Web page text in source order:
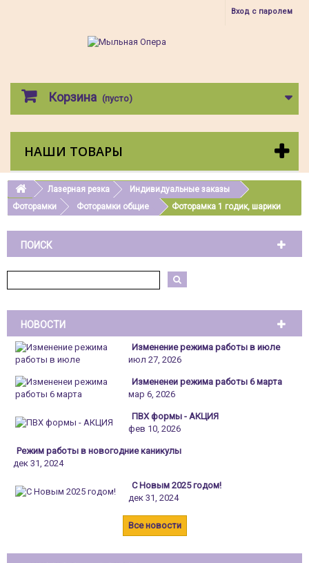
Вход с паролем
Корзина (пусто)
НАШИ ТОВАРЫ
Лазерная резка
Индивидуальные заказы
Фоторамки
Фоторамки общие Фоторамка 1 годик, шарики
ПОИСК
НОВОСТИ
Изменение режима работы в июле
июл 27, 2026
Измененеи режима работы 6 марта
мар 6, 2026
ПВХ формы - АКЦИЯ
фев 10, 2026
Режим работы в новогодние каникулы
дек 31, 2024
С Новым 2025 годом!
дек 31, 2024
Все новости